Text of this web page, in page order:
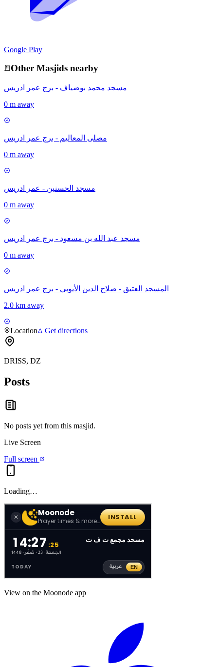
Google Play
Other Masjids nearby
مسجد محمد بوضياف - برج عمر ادريس
0 m away
مصلى المعاليم - برج عمر ادريس
0 m away
مسجد الحسنين - عمر ادريس
0 m away
مسجد عبد الله بن مسعود - برج عمر ادريس
0 m away
المسجد العتيق - صلاح الدين الأيوبي - برج عمر ادريس
2.0 km away
Location Get directions
DRISS, DZ
Posts
No posts yet from this masjid.
Live Screen
Full screen
Loading…
View on the Moonode app